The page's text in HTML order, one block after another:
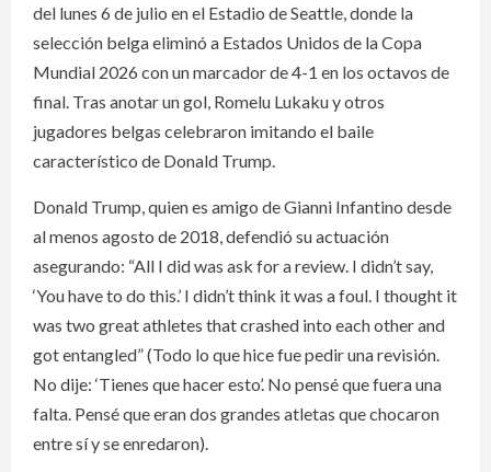
del lunes 6 de julio en el Estadio de Seattle, donde la
selección belga eliminó a Estados Unidos de la Copa
Mundial 2026 con un marcador de 4-1 en los octavos de
final. Tras anotar un gol, Romelu Lukaku y otros
jugadores belgas celebraron imitando el baile
característico de Donald Trump.
Donald Trump, quien es amigo de Gianni Infantino desde
al menos agosto de 2018, defendió su actuación
asegurando: “All I did was ask for a review. I didn’t say,
‘You have to do this.’ I didn’t think it was a foul. I thought it
was two great athletes that crashed into each other and
got entangled” (Todo lo que hice fue pedir una revisión.
No dije: ‘Tienes que hacer esto’. No pensé que fuera una
falta. Pensé que eran dos grandes atletas que chocaron
entre sí y se enredaron).